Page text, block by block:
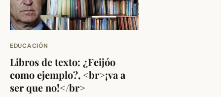
EDUCACIÓN
Libros de texto: ¿Feijóo
como ejemplo?, <br>¡va a
ser que no!</br>